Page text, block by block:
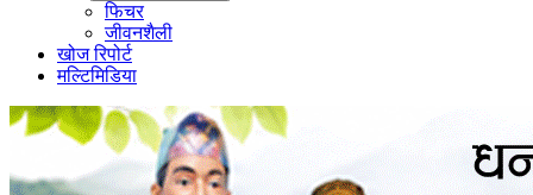
फिचर
जीवनशैली
खोज रिपोर्ट
मल्टिमिडिया